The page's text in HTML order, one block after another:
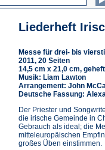
Liederheft
Messe für drei- bis
2011, 20 Seiten
14,5 cm x 21,0 cm,
Musik: Liam Lawton
Arrangement: John
Deutsche Fassung:
Der Priester und
die irische Gemeinde in
Gebrauch als ideal; die
mitteleuropäischen
großes Üben einstimmen.